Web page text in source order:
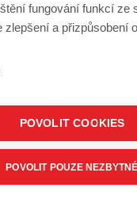
111
fungování funkcí ze
zlepšení a přizpůsobení
POVOLIT COOKIES
POVOLIT POUZE NEZBYTNÉ